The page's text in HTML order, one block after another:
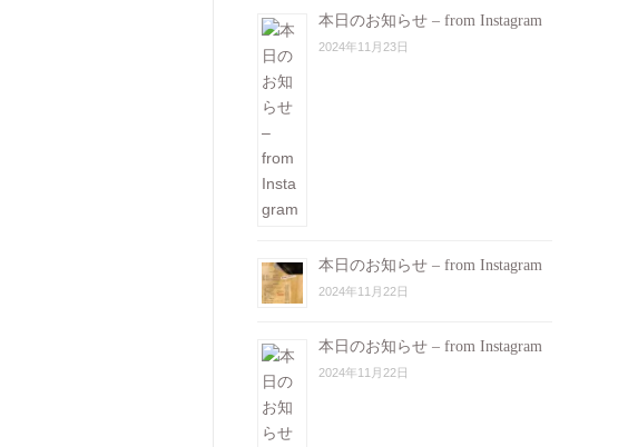
本日のお知らせ – from Instagram
2024年11月23日
本日のお知らせ – from Instagram
2024年11月22日
本日のお知らせ – from Instagram
2024年11月22日